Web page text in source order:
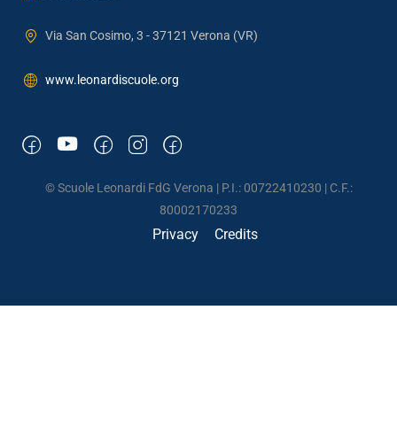
Via San Cosimo, 3 - 37121 Verona (VR)
www.leonardiscuole.org
© Scuole Leonardi FdG Verona | P.I.: 00722410230 | C.F.:
80002170233
Privacy Credits